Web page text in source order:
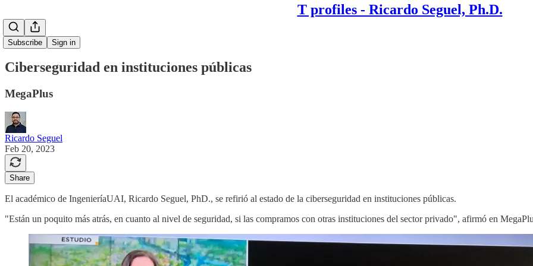
T profiles - Ricardo Seguel, Ph.D.
Subscribe Sign in
Ciberseguridad en instituciones públicas
MegaPlus
Ricardo Seguel
Feb 20, 2023
Share
El académico de IngenieríaUAI, Ricardo Seguel, PhD., se refirió al estado de la ciberseguridad en instituciones públicas.
"Están un poquito más atrás, en cuanto al nivel de seguridad, si las compramos con otras instituciones del sector privado", afirmó en